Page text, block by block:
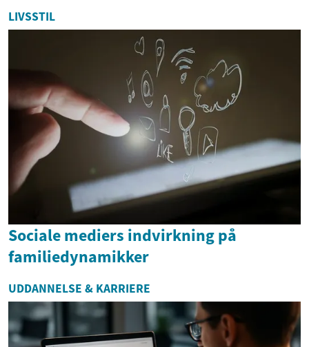
LIVSSTIL
Sociale mediers indvirkning på
familiedynamikker
UDDANNELSE & KARRIERE